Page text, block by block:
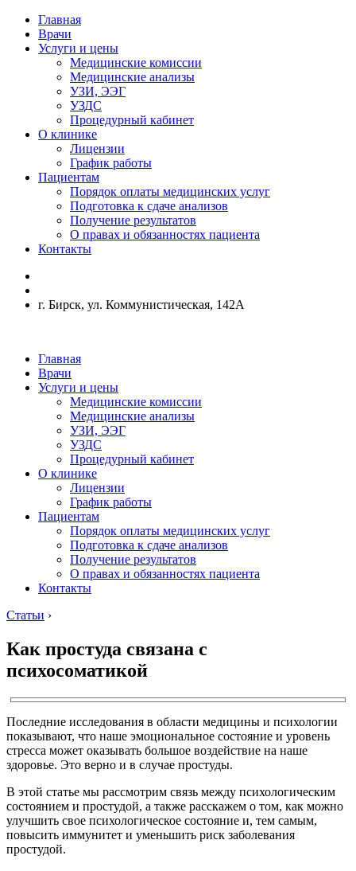
Главная
Врачи
Услуги и цены
Медицинские комиссии
Медицинские анализы
УЗИ, ЭЭГ
УЗДС
Процедурный кабинет
О клинике
Лицензии
График работы
Пациентам
Порядок оплаты медицинских услуг
Подготовка к сдаче анализов
Получение результатов
О правах и обязанностях пациента
Контакты
г. Бирск, ул. Коммунистическая, 142А
Главная
Врачи
Услуги и цены
Медицинские комиссии
Медицинские анализы
УЗИ, ЭЭГ
УЗДС
Процедурный кабинет
О клинике
Лицензии
График работы
Пациентам
Порядок оплаты медицинских услуг
Подготовка к сдаче анализов
Получение результатов
О правах и обязанностях пациента
Контакты
Статьи ›
Как простуда связана с
психосоматикой
Последние исследования в области медицины и психологии
показывают, что наше эмоциональное состояние и уровень
стресса может оказывать большое воздействие на наше
здоровье. Это верно и в случае простуды.
В этой статье мы рассмотрим связь между психологическим
состоянием и простудой, а также расскажем о том, как можно
улучшить свое психологическое состояние и, тем самым,
повысить иммунитет и уменьшить риск заболевания
простудой.